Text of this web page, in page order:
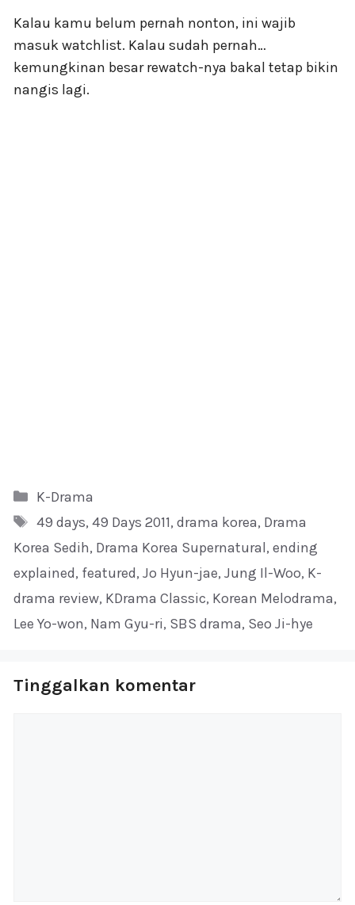
Kalau kamu belum pernah nonton, ini wajib
masuk watchlist. Kalau sudah pernah…
kemungkinan besar rewatch-nya bakal tetap bikin
nangis lagi.
Kategori
K-Drama
Tag
49 days, 49 Days 2011, drama korea, Drama
Korea Sedih, Drama Korea Supernatural, ending
explained, featured, Jo Hyun-jae, Jung Il-Woo, K-
drama review, KDrama Classic, Korean Melodrama,
Lee Yo-won, Nam Gyu-ri, SBS drama, Seo Ji-hye
Tinggalkan komentar